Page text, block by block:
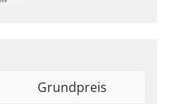
Grundpreis